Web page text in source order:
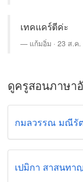
เทคแคร์ดีค่ะ
แก้มอิ่ม · 23 ส.ค.
ดูครูสอนภาษา